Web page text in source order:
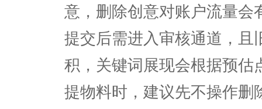
意，删除创意对账户流量会
提交后需进入审核通道，且
积，关键词展现会根据预估
提物料时，建议先不操作删